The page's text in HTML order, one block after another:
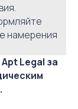
намерения
Legal за